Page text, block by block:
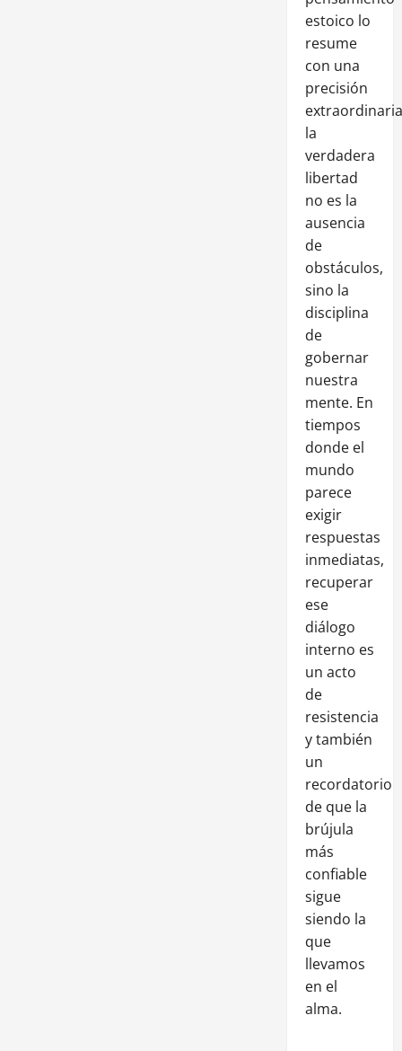
estoico lo
resume
con una
precisión
la
verdadera
libertad
no es la
ausencia
de
obstáculos,
sino la
disciplina
de
gobernar
nuestra
mente. En
tiempos
donde el
mundo
parece
exigir
respuestas
inmediatas,
recuperar
ese
diálogo
interno es
un acto
de
resistencia
y también
un
recordatorio
de que la
brújula
más
confiable
sigue
siendo la
que
llevamos
en el
alma.